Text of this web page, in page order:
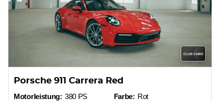
Porsche 911 Carrera Red
Motorleistung: 380 PS
Farbe: Rot